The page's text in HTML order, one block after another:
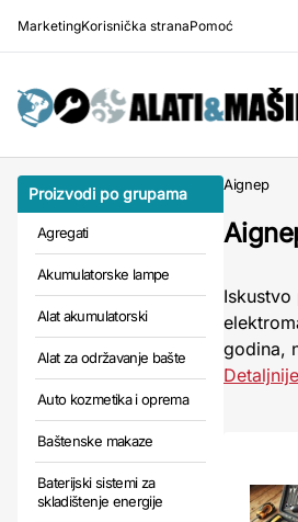
MarketingKorisnička stranaPomoć
Proizvodi po grupama
Agregati
Akumulatorske lampe
Alat akumulatorski
Alat za održavanje bašte
Auto kozmetika i oprema
Baštenske makaze
Baterijski sistemi za
skladištenje energije
Aignep
godina,
Detaljnije